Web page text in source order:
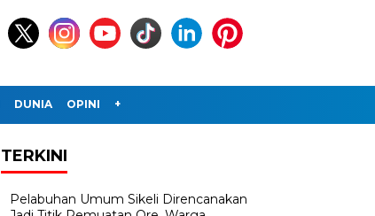
DUNIA OPINI +
TERKINI
Pelabuhan Umum Sikeli Direncanakan